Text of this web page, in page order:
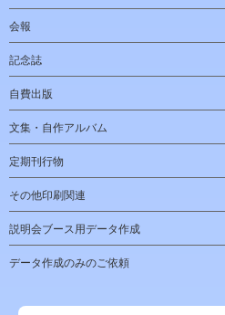
会報
記念誌
自費出版
文集・自作アルバム
定期刊行物
その他印刷関連
説明会ブース用データ作成
データ作成のみのご依頼